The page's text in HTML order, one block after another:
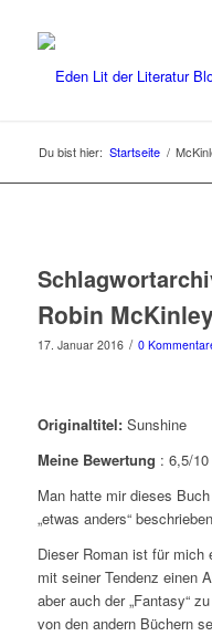
Du bist hier: Startseite /
Robin
17. Januar 2016 / 0
Originaltitel: Sunshine
Meine Bewertung : 6,5/10
Man hatte mir dieses
„etwas anders“
Dieser Roman ist für mich
mit seiner Tendenz einen
aber auch der „Fantasy“
von den andern Büchern